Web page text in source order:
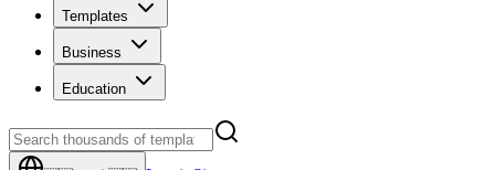
Templates
Business
Education